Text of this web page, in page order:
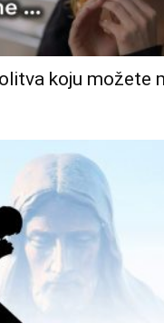
koju možete